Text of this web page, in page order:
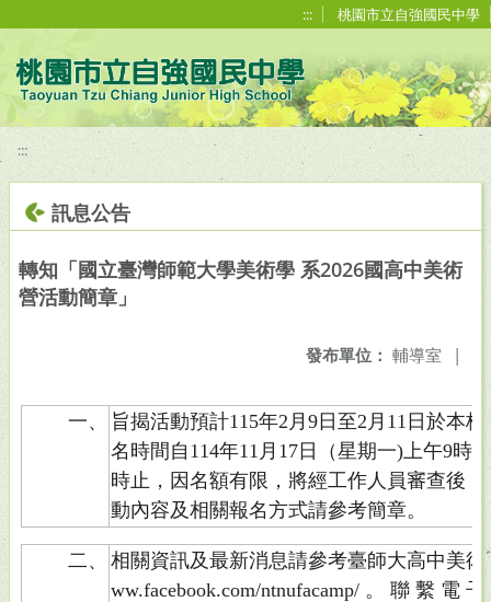
::: 桃園市立自強國民中學
:::
訊息公告
轉知「國立臺灣師範大學美術學 系2026國高中美術
營活動簡章」
發布單位： 輔導室 |
一、
旨揭活動預計115年2月9日至2月11日於本
名時間自114年11月17日（星期一)上午9時
時止，因名額有限，將經工作人員審查後
動內容及相關報名方式請參考簡章。
二、
相關資訊及最新消息請參考臺師大高中美
ww.facebook.com/ntnufacamp/ 。 聯 繫 電